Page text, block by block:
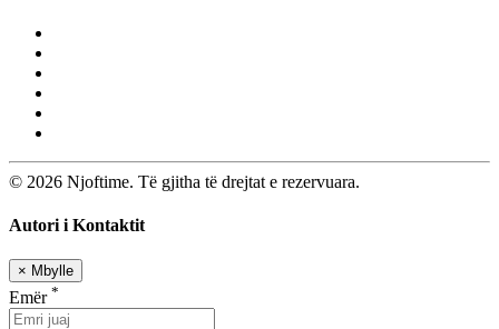
© 2026 Njoftime. Të gjitha të drejtat e rezervuara.
Autori i Kontaktit
× Mbylle
Emër *